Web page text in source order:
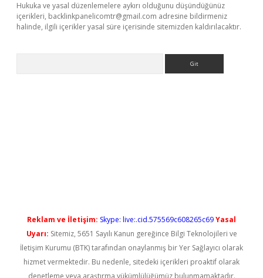
Hukuka ve yasal düzenlemelere aykırı olduğunu düşündüğünüz
içerikleri, backlinkpanelicomtr@gmail.com adresine bildirmeniz
halinde, ilgili içerikler yasal süre içerisinde sitemizden kaldırılacaktır.
Reklam ve İletişim: Skype: live:.cid.575569c608265c69Yasal
Uyarı: Sitemiz, 5651 Sayılı Kanun gereğince Bilgi Teknolojileri ve
İletişim Kurumu (BTK) tarafından onaylanmış bir Yer Sağlayıcı olarak
hizmet vermektedir. Bu nedenle, sitedeki içerikleri proaktif olarak
denetleme veya araştırma yükümlülüğümüz bulunmamaktadır.